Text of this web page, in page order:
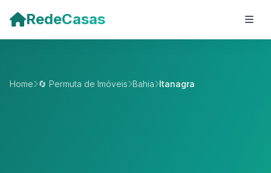
RedeCasas
Home 🔄 Permuta de Imóveis Bahia Itanagra